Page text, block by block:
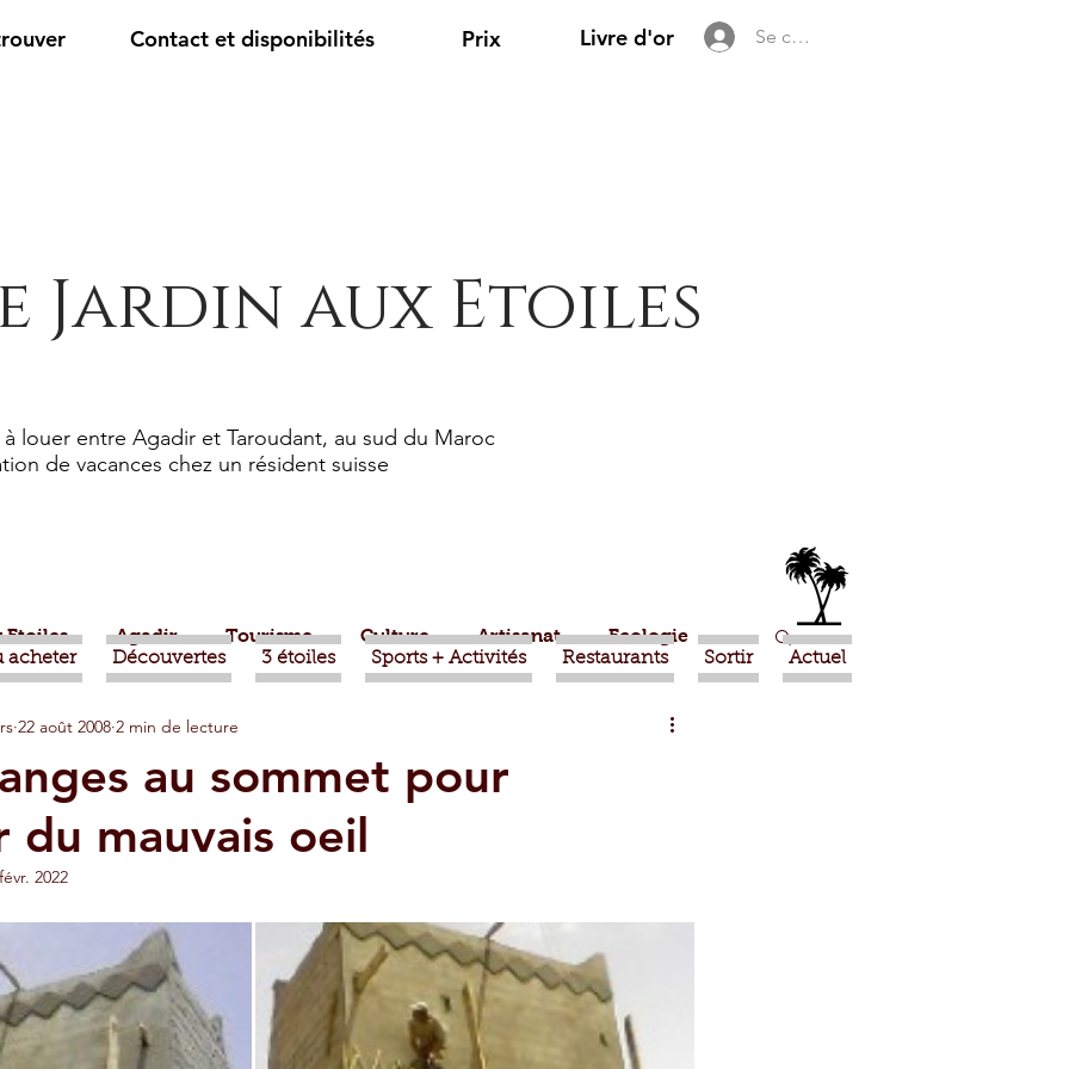
Contact et disponibilités Prix Livre d'or Se connecter
Jardin aux Etoiles
à louer entre Agadir et Taroudant, au sud du Maroc
de vacances chez un résident suisse
acheter Découvertes 3 étoiles Sports + Activités Restaurants Sortir Actuel
Etoiles Agadir Tourisme Culture Artisanat Ecologie
Politique Taroudant
Mohammed VI Economie
Aziz Akhannouch Sport Essaouira Religion
Taghazout Tafraout
au sommet pour
du mauvais oeil
22 août 2008 2 min de lecture
2022